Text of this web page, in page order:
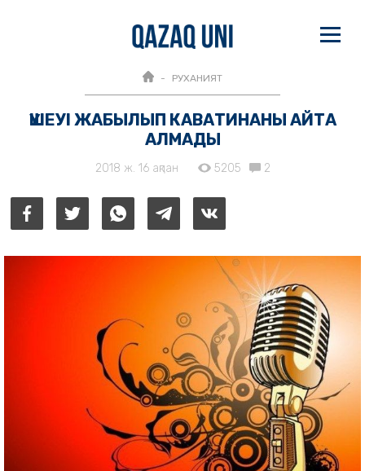
РУХАНИЯТ
ҮШЕУІ ЖАБЫЛЫП КАВАТИНАНЫ АЙТА
АЛМАДЫ
2018 ж. 16 ақпан 5205 2